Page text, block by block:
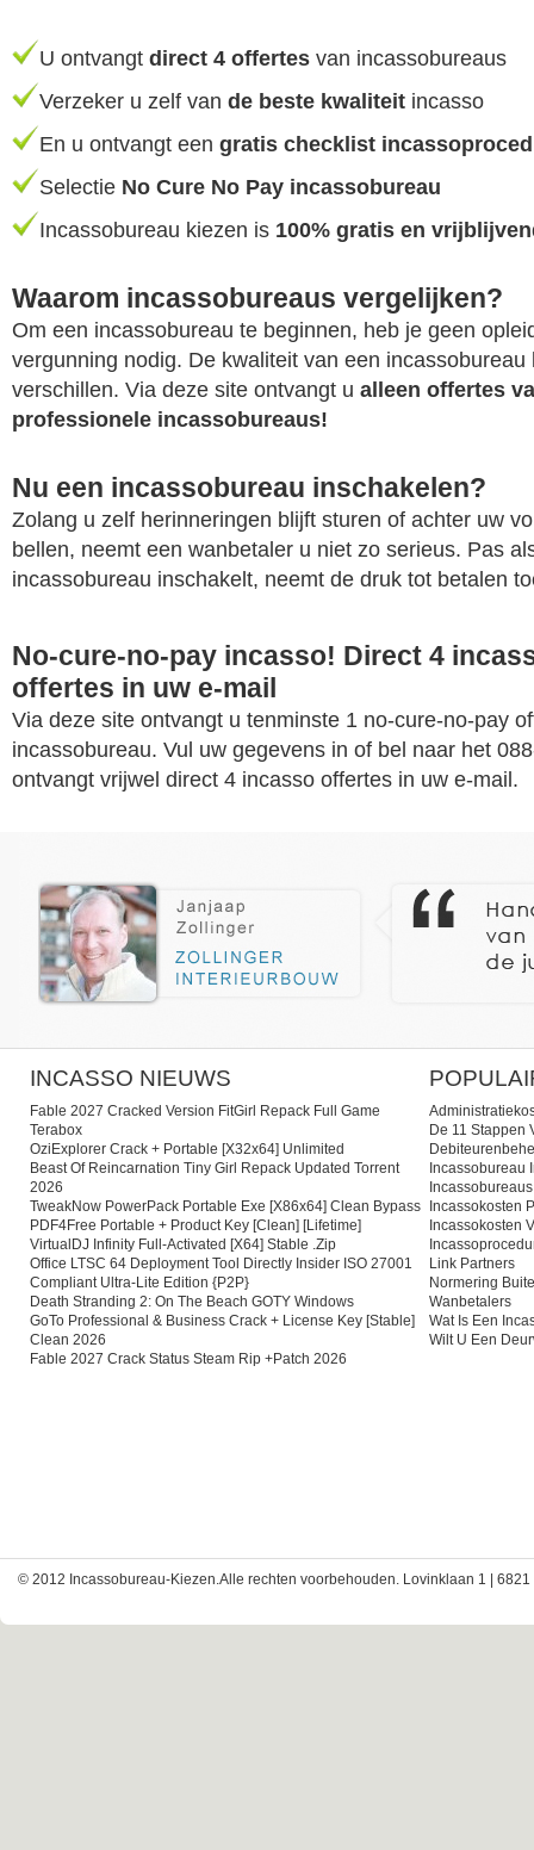
U ontvangt direct 4 offertes van incassobureaus
Verzeker u zelf van de beste kwaliteit incasso
En u ontvangt een gratis checklist
Selectie No Cure No Pay incassobureau
Incassobureau kiezen is 100% gratis en
Waarom incassobureaus vergelijken?
Om een incassobureau te beginnen, heb je geen
vergunning nodig. De kwaliteit van een incassobureau
verschillen. Via deze site ontvangt u alleen offertes
professionele incassobureaus!
Nu een incassobureau inschakelen?
Zolang u zelf herinneringen blijft sturen of achter uw
bellen, neemt een wanbetaler u niet zo serieus. Pas
incassobureau inschakelt, neemt de druk tot betalen
No-cure-no-pay incasso! Direct 4
offertes in uw e-mail
Via deze site ontvangt u tenminste 1 no-cure-no-pay
incassobureau. Vul uw gegevens in of bel naar het
ontvangt vrijwel direct 4 incasso offertes in uw e-mail.
INCASSO NIEUWS
Fable 2027 Cracked Version FitGirl Repack Full Game
Terabox
OziExplorer Crack + Portable [x32x64] Unlimited
Beast Of Reincarnation Tiny Girl Repack Updated Torrent
2026
TweakNow PowerPack Portable Exe [x86x64] Clean Bypass
PDF4Free Portable + Product Key [Clean] [Lifetime]
VirtualDJ Infinity Full-Activated [x64] Stable .zip
Office LTSC 64 Deployment Tool Directly Insider ISO 27001
Compliant Ultra-Lite Edition {P2P}
Death Stranding 2: On The Beach GOTY Windows
GoTo Professional & Business Crack + License Key [Stable]
Clean 2026
Fable 2027 Crack Status Steam Rip +Patch 2026
De 11 Stappen
Incassobureau
Incassobureaus
Incassokosten
Incassokosten
Link Partners
Normering
Wanbetalers
Wat Is Een
Wilt U Een
© 2012 Incassobureau-Kiezen.Alle rechten voorbehouden. Lovinklaan 1 | 6821